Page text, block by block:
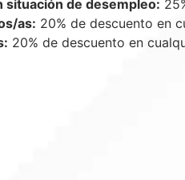
situación de desempleo:
as: 20% de descuento en
20% de descuento en